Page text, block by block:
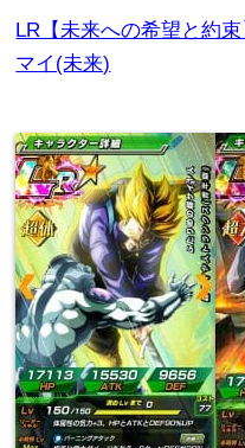
LR【未来への希望と約
マイ(未来)